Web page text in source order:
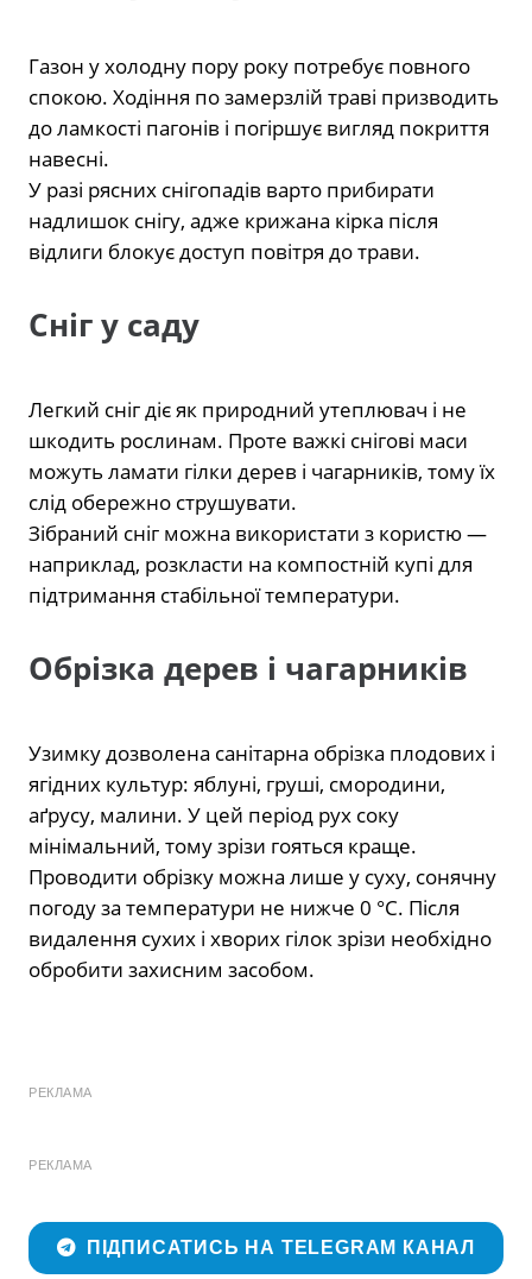
Газон у холодну пору року потребує повного
спокою. Ходіння по замерзлій траві призводить
до ламкості пагонів і погіршує вигляд покриття
навесні.
У разі рясних снігопадів варто прибирати
надлишок снігу, адже крижана кірка після
відлиги блокує доступ повітря до трави.
Сніг у саду
Легкий сніг діє як природний утеплювач і не
шкодить рослинам. Проте важкі снігові маси
можуть ламати гілки дерев і чагарників, тому їх
слід обережно струшувати.
Зібраний сніг можна використати з користю —
наприклад, розкласти на компостній купі для
підтримання стабільної температури.
Обрізка дерев і чагарників
Узимку дозволена санітарна обрізка плодових і
ягідних культур: яблуні, груші, смородини,
аґрусу, малини. У цей період рух соку
мінімальний, тому зрізи гояться краще.
Проводити обрізку можна лише у суху, сонячну
погоду за температури не нижче 0 °C. Після
видалення сухих і хворих гілок зрізи необхідно
обробити захисним засобом.
РЕКЛАМА
РЕКЛАМА
ПІДПИСАТИСЬ НА TELEGRAM КАНАЛ